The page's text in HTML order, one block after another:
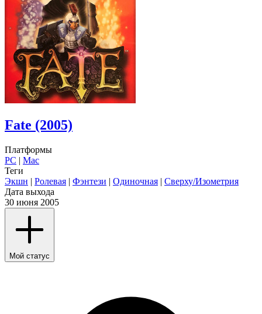
Fate (2005)
Платформы
PC | Mac
Теги
Экшн | Ролевая | Фэнтези | Одиночная | Сверху/Изометрия
Дата выхода
30 июня 2005
Мой статус